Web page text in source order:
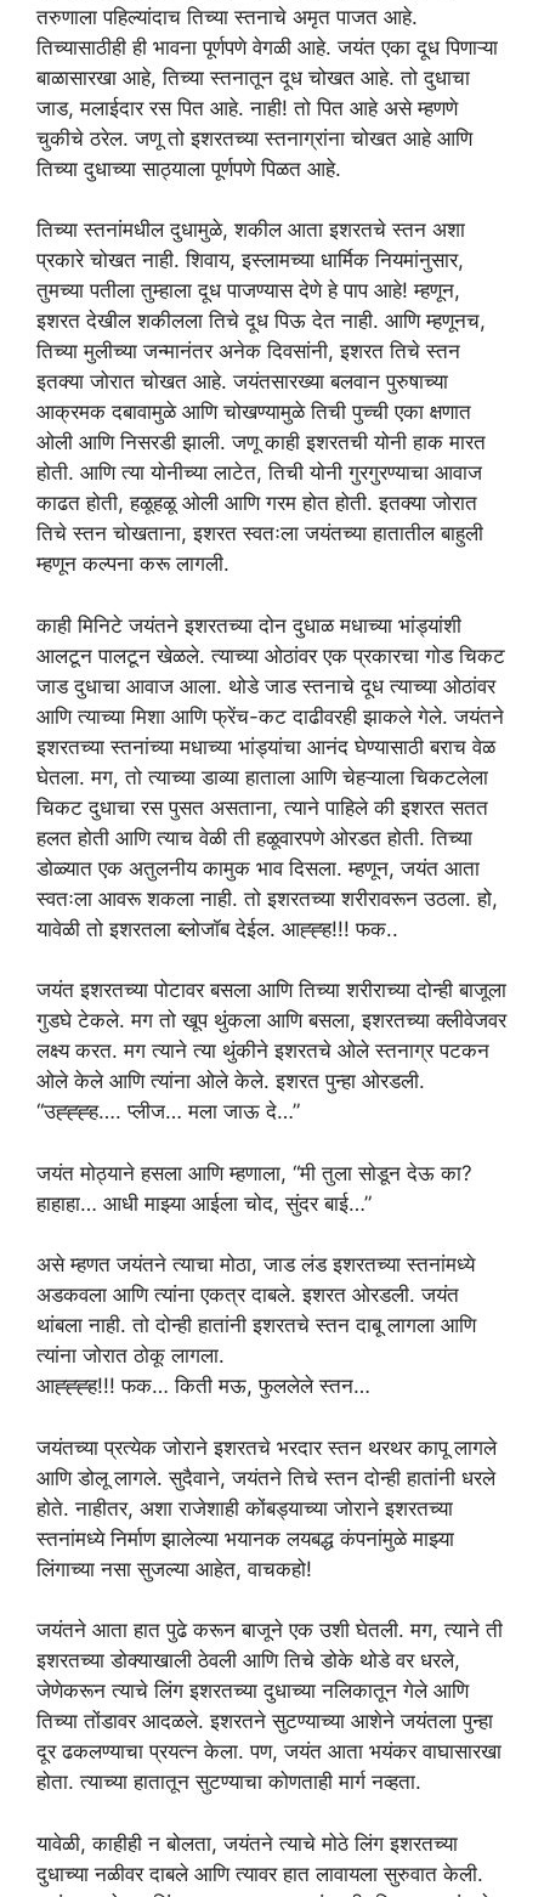
तरुणाला पहिल्यांदाच तिच्या स्तनाचे अमृत पाजत आहे.
तिच्यासाठीही ही भावना पूर्णपणे वेगळी आहे. जयंत एका दूध पिणाऱ्या
बाळासारखा आहे, तिच्या स्तनातून दूध चोखत आहे. तो दुधाचा
जाड, मलाईदार रस पित आहे. नाही! तो पित आहे असे म्हणणे
चुकीचे ठरेल. जणू तो इशरतच्या स्तनाग्रांना चोखत आहे आणि
तिच्या दुधाच्या साठ्याला पूर्णपणे पिळत आहे.
तिच्या स्तनांमधील दुधामुळे, शकील आता इशरतचे स्तन अशा
प्रकारे चोखत नाही. शिवाय, इस्लामच्या धार्मिक नियमांनुसार,
तुमच्या पतीला तुम्हाला दूध पाजण्यास देणे हे पाप आहे! म्हणून,
इशरत देखील शकीलला तिचे दूध पिऊ देत नाही. आणि म्हणूनच,
तिच्या मुलीच्या जन्मानंतर अनेक दिवसांनी, इशरत तिचे स्तन
इतक्या जोरात चोखत आहे. जयंतसारख्या बलवान पुरुषाच्या
आक्रमक दबावामुळे आणि चोखण्यामुळे तिची पुच्ची एका क्षणात
ओली आणि निसरडी झाली. जणू काही इशरतची योनी हाक मारत
होती. आणि त्या योनीच्या लाटेत, तिची योनी गुरगुरण्याचा आवाज
काढत होती, हळूहळू ओली आणि गरम होत होती. इतक्या जोरात
तिचे स्तन चोखताना, इशरत स्वतःला जयंतच्या हातातील बाहुली
म्हणून कल्पना करू लागली.
काही मिनिटे जयंतने इशरतच्या दोन दुधाळ मधाच्या भांड्यांशी
आलटून पालटून खेळले. त्याच्या ओठांवर एक प्रकारचा गोड चिकट
जाड दुधाचा आवाज आला. थोडे जाड स्तनाचे दूध त्याच्या ओठांवर
आणि त्याच्या मिशा आणि फ्रेंच-कट दाढीवरही झाकले गेले. जयंतने
इशरतच्या स्तनांच्या मधाच्या भांड्यांचा आनंद घेण्यासाठी बराच वेळ
घेतला. मग, तो त्याच्या डाव्या हाताला आणि चेहऱ्याला चिकटलेला
चिकट दुधाचा रस पुसत असताना, त्याने पाहिले की इशरत सतत
हलत होती आणि त्याच वेळी ती हळूवारपणे ओरडत होती. तिच्या
डोळ्यात एक अतुलनीय कामुक भाव दिसला. म्हणून, जयंत आता
स्वतःला आवरू शकला नाही. तो इशरतच्या शरीरावरून उठला. हो,
यावेळी तो इशरतला ब्लोजॉब देईल. आह्ह्ह!!! फक..
जयंत इशरतच्या पोटावर बसला आणि तिच्या शरीराच्या दोन्ही बाजूला
गुडघे टेकले. मग तो खूप थुंकला आणि बसला, इशरतच्या क्लीवेजवर
लक्ष्य करत. मग त्याने त्या थुंकीने इशरतचे ओले स्तनाग्र पटकन
ओले केले आणि त्यांना ओले केले. इशरत पुन्हा ओरडली.
“उह्ह्ह्ह…. प्लीज… मला जाऊ दे…”
जयंत मोठ्याने हसला आणि म्हणाला, “मी तुला सोडून देऊ का?
हाहाहा… आधी माझ्या आईला चोद, सुंदर बाई…”
असे म्हणत जयंतने त्याचा मोठा, जाड लंड इशरतच्या स्तनांमध्ये
अडकवला आणि त्यांना एकत्र दाबले. इशरत ओरडली. जयंत
थांबला नाही. तो दोन्ही हातांनी इशरतचे स्तन दाबू लागला आणि
त्यांना जोरात ठोकू लागला.
आह्ह्ह्ह!!! फक… किती मऊ, फुललेले स्तन…
जयंतच्या प्रत्येक जोराने इशरतचे भरदार स्तन थरथर कापू लागले
आणि डोलू लागले. सुदैवाने, जयंतने तिचे स्तन दोन्ही हातांनी धरले
होते. नाहीतर, अशा राजेशाही कोंबड्याच्या जोराने इशरतच्या
स्तनांमध्ये निर्माण झालेल्या भयानक लयबद्ध कंपनांमुळे माझ्या
लिंगाच्या नसा सुजल्या आहेत, वाचकहो!
जयंतने आता हात पुढे करून बाजूने एक उशी घेतली. मग, त्याने ती
इशरतच्या डोक्याखाली ठेवली आणि तिचे डोके थोडे वर धरले,
जेणेकरून त्याचे लिंग इशरतच्या दुधाच्या नलिकातून गेले आणि
तिच्या तोंडावर आदळले. इशरतने सुटण्याच्या आशेने जयंतला पुन्हा
दूर ढकलण्याचा प्रयत्न केला. पण, जयंत आता भयंकर वाघासारखा
होता. त्याच्या हातातून सुटण्याचा कोणताही मार्ग नव्हता.
यावेळी, काहीही न बोलता, जयंतने त्याचे मोठे लिंग इशरतच्या
दुधाच्या नळीवर दाबले आणि त्यावर हात लावायला सुरुवात केली.